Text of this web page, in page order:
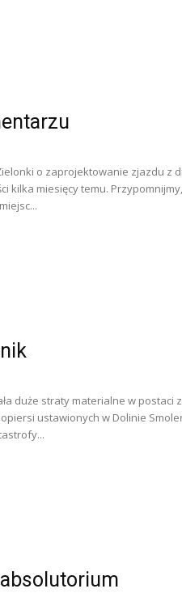
o zaprojektowanie zjazdu z
kilka miesięcy temu.
duże straty materialne w
ustawionych w Dolinie